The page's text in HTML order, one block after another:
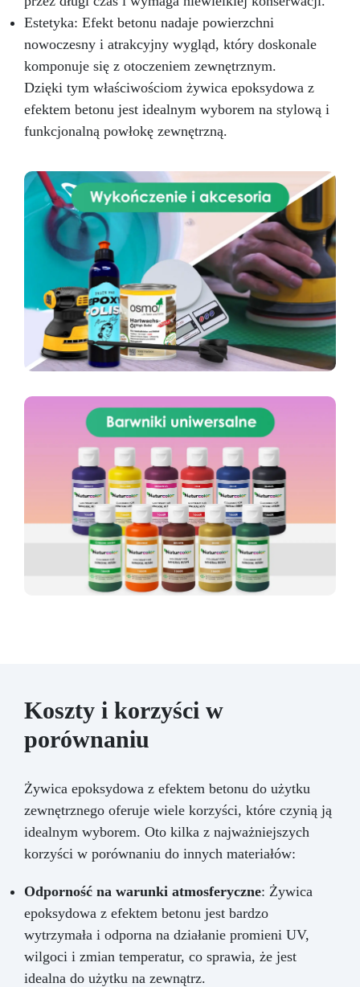
Estetyka: Efekt betonu nadaje powierzchni
nowoczesny i atrakcyjny wygląd, który doskonale
komponuje się z otoczeniem zewnętrznym.
Dzięki tym właściwościom żywica epoksydowa z
efektem betonu jest idealnym wyborem na stylową i
funkcjonalną powłokę zewnętrzną.
Koszty i korzyści w
porównaniu
Żywica epoksydowa z efektem betonu do użytku
zewnętrznego oferuje wiele korzyści, które czynią ją
idealnym wyborem. Oto kilka z najważniejszych
korzyści w porównaniu do innych materiałów:
Odporność na warunki atmosferyczne: Żywica
epoksydowa z efektem betonu jest bardzo
wytrzymała i odporna na działanie promieni UV,
wilgoci i zmian temperatur, co sprawia, że jest
idealna do użytku na zewnątrz.